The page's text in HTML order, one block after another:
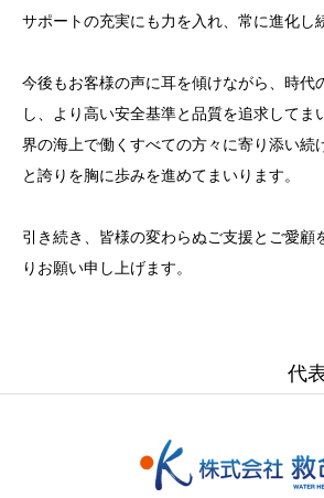
サポートの充実にも力を入れ、常に進化し
今後もお客様の声に耳を傾けながら、時代
し、より高い安全基準と品質を追求してま
界の海上で働くすべての方々に寄り添い続
と誇りを胸に歩みを進めてまいります。
引き続き、皆様の変わらぬご支援とご愛顧
りお願い申し上げます。
代